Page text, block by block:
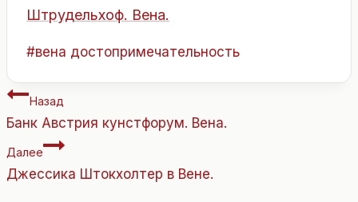
Метки
#вена достопримечательность
Навигация
по
записям
Назад
Банк Австрия кунстфорум. Вена.
Далее
Джессика Штокхолтер в Вене.